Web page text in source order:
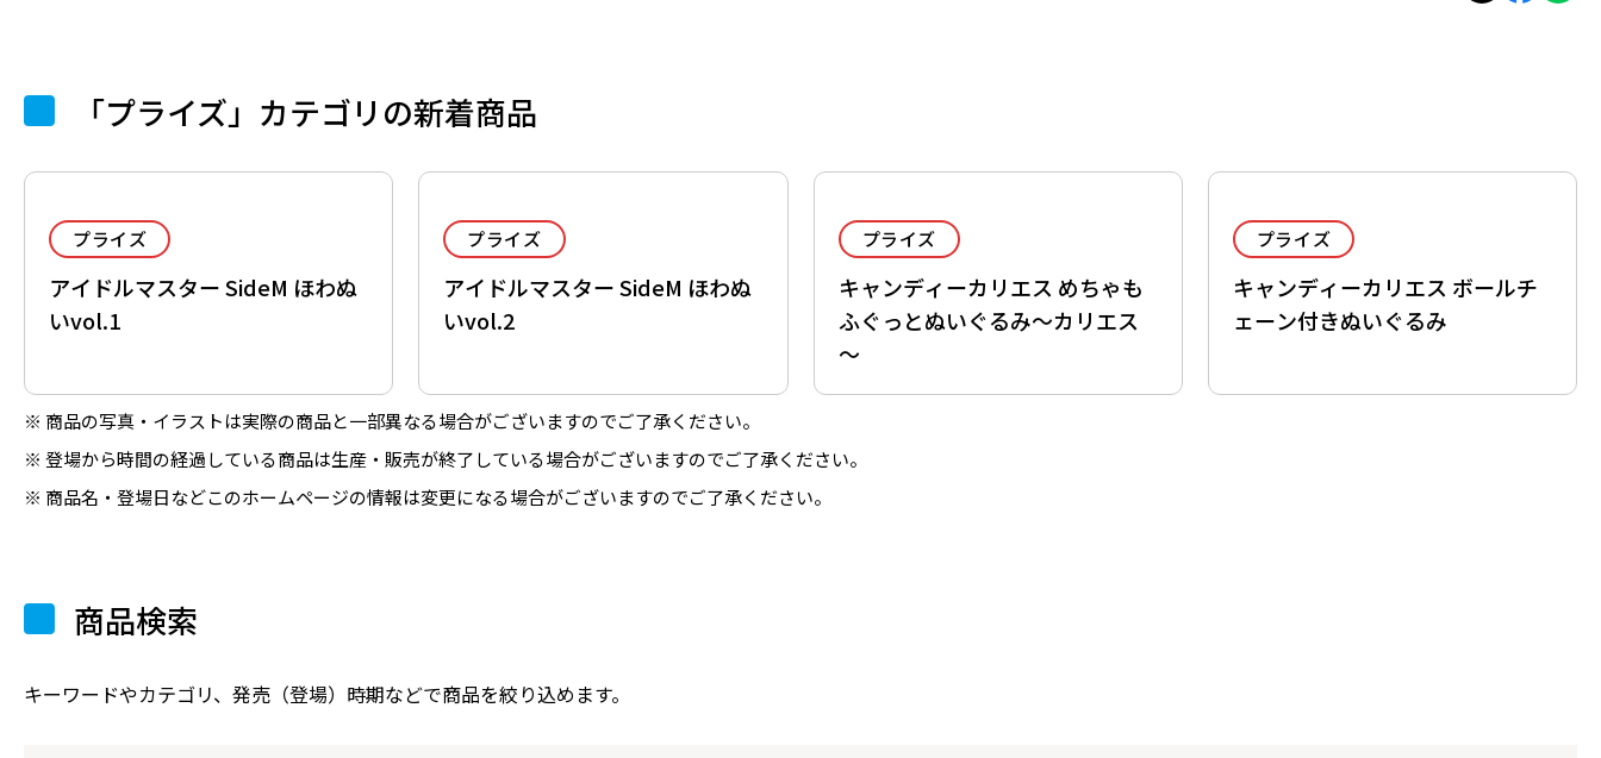
「プライズ」カテゴリの新着商品
プライズ
アイドルマスター SideM ほわぬ
いvol.1
プライズ
アイドルマスター SideM ほわぬ
いvol.2
プライズ
キャンディーカリエス めちゃも
ふぐっとぬいぐるみ～カリエス
～
プライズ
キャンディーカリエス ボールチ
ェーン付きぬいぐるみ
商品の写真・イラストは実際の商品と一部異なる場合がございますのでご了承ください。
登場から時間の経過している商品は生産・販売が終了している場合がございますのでご了承ください。
商品名・登場日などこのホームページの情報は変更になる場合がございますのでご了承ください。
商品検索
キーワードやカテゴリ、発売（登場）時期などで商品を絞り込めます。